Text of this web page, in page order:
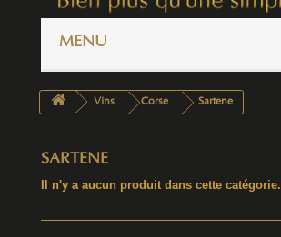
MENU
Vins Corse Sartene
SARTENE
Il n'y a aucun produit dans cette catégorie.